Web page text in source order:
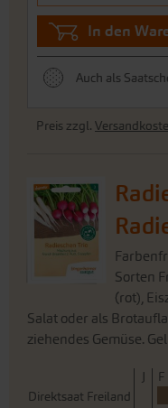
In den
Auch als
Preis zzgl.
Sorten
(rot),
Salat oder als
ziehendes Gemüse.
J F
Direktsaat Freiland